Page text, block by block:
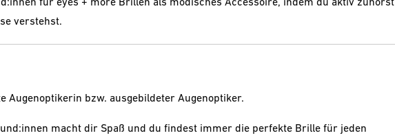
verstehst.
Augenoptikerin bzw. ausgebildeter Augenoptiker.
macht dir Spaß und du findest immer die perfekte Brille für jeden